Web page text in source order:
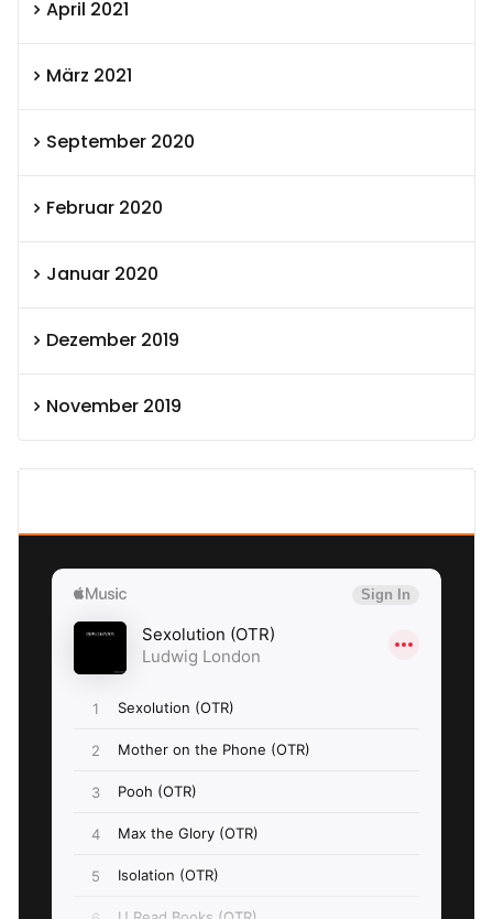
April 2021
März 2021
September 2020
Februar 2020
Januar 2020
Dezember 2019
November 2019